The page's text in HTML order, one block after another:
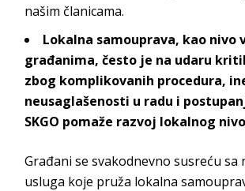
našim članicama.
Lokalna samouprava, kao nivo
građanima, često je na udaru
zbog komplikovanih procedura,
neusaglašenosti u radu i
SKGO pomaže razvoj lokalnog
Građani se svakodnevno susreću sa
usluga koje pruža lokalna